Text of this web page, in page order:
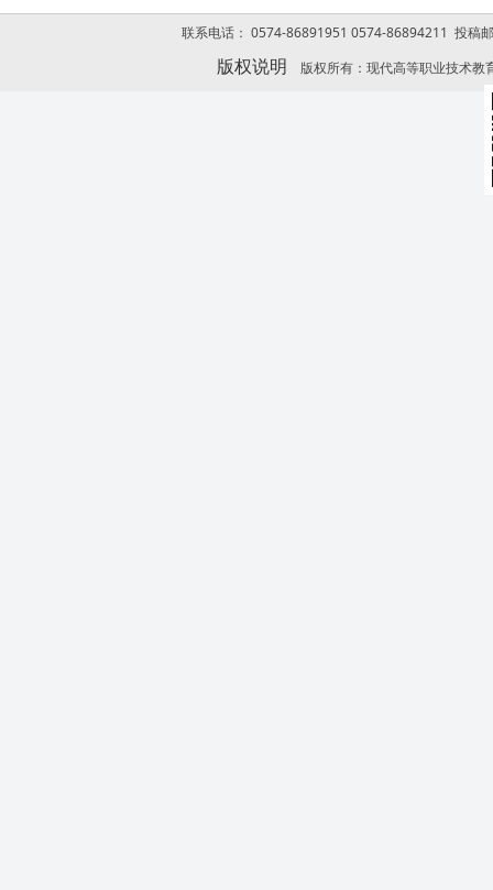
联系电话： 0574-86891951 0574-86894211 投稿
版权说明 版权所有：现代高等职业技术